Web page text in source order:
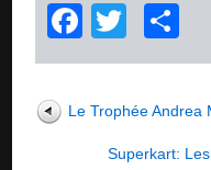
Twitter
Le Trophée Andrea
Superkart: